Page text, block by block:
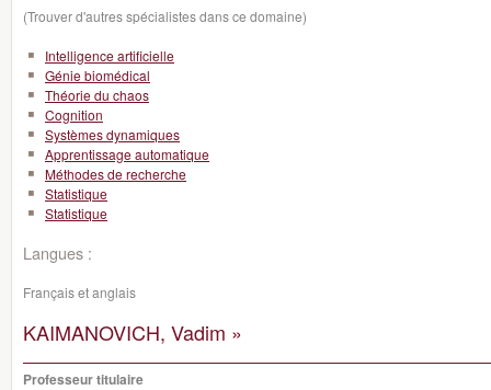
(Trouver d'autres spécialistes dans ce domaine)
Intelligence artificielle
Génie biomédical
Théorie du chaos
Cognition
Systèmes dynamiques
Apprentissage automatique
Méthodes de recherche
Statistique
Statistique
Langues :
Français et anglais
KAIMANOVICH, Vadim »
Professeur titulaire